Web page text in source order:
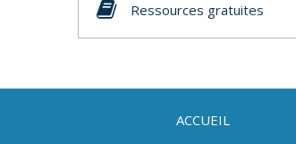
Ressources gratuites
ACCUEIL